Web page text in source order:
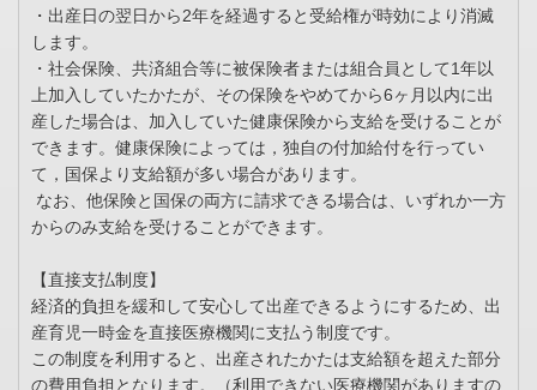
・出産日の翌日から2年を経過すると受給権が時効により消滅
します。
・社会保険、共済組合等に被保険者または組合員として1年以
上加入していたかたが、その保険をやめてから6ヶ月以内に出
産した場合は、加入していた健康保険から支給を受けることが
できます。健康保険によっては，独自の付加給付を行ってい
て，国保より支給額が多い場合があります。
なお、他保険と国保の両方に請求できる場合は、いずれか一方
からのみ支給を受けることができます。
【直接支払制度】
経済的負担を緩和して安心して出産できるようにするため、出
産育児一時金を直接医療機関に支払う制度です。
この制度を利用すると、出産されたかたは支給額を超えた部分
の費用負担となります。（利用できない医療機関がありますの